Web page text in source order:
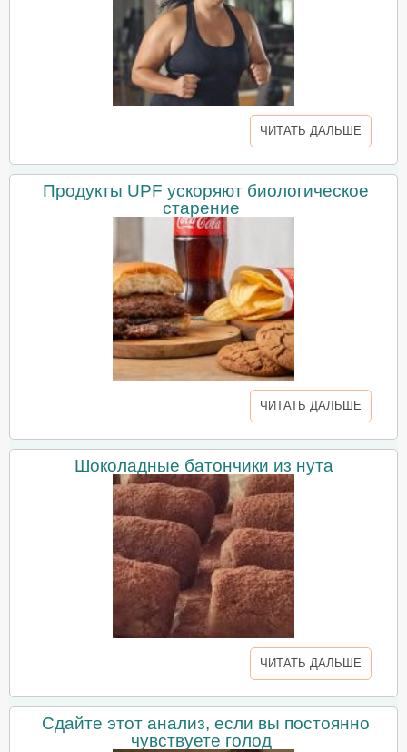
ЧИТАТЬ ДАЛЬШЕ
Продукты UPF ускоряют биологическое
старение
ЧИТАТЬ ДАЛЬШЕ
Шоколадные батончики из нута
ЧИТАТЬ ДАЛЬШЕ
Сдайте этот анализ, если вы постоянно
чувствуете голод